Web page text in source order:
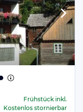
Frühstückinkl.
Kostenlos stornierbar